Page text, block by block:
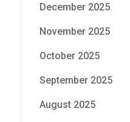
December 2025
November 2025
October 2025
September 2025
August 2025